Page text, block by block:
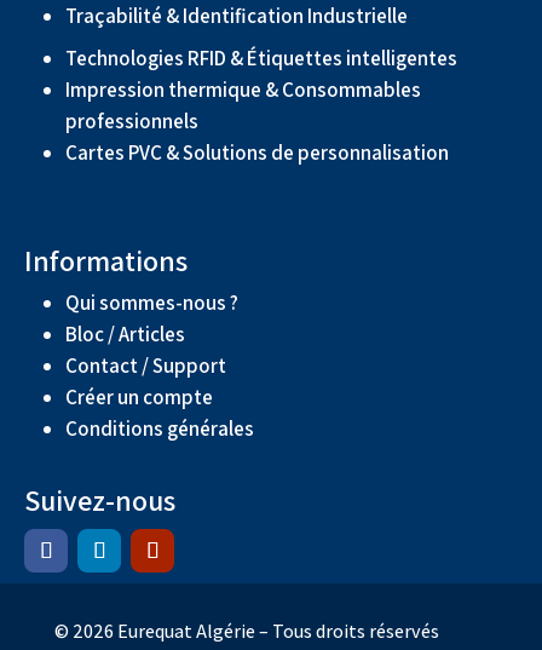
Traçabilité & Identification Industrielle
Technologies RFID & Étiquettes intelligentes
Impression thermique & Consommables
professionnels
Cartes PVC & Solutions de personnalisation
Informations
Qui sommes-nous ?
Bloc / Articles
Contact / Support
Créer un compte
Conditions générales
Suivez-nous
© 2026 Eurequat Algérie – Tous droits réservés